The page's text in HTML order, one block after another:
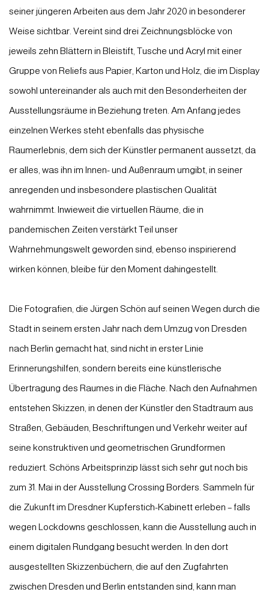
seiner jüngeren Arbeiten aus dem Jahr 2020 in besonderer
Weise sichtbar. Vereint sind drei Zeichnungsblöcke von
jeweils zehn Blättern in Bleistift, Tusche und Acryl mit einer
Gruppe von Reliefs aus Papier, Karton und Holz, die im Display
sowohl untereinander als auch mit den Besonderheiten der
Ausstellungsräume in Beziehung treten. Am Anfang jedes
einzelnen Werkes steht ebenfalls das physische
Raumerlebnis, dem sich der Künstler permanent aussetzt, da
er alles, was ihn im Innen- und Außenraum umgibt, in seiner
anregenden und insbesondere plastischen Qualität
wahrnimmt. Inwieweit die virtuellen Räume, die in
pandemischen Zeiten verstärkt Teil unser
Wahrnehmungswelt geworden sind, ebenso inspirierend
wirken können, bleibe für den Moment dahingestellt.
Die Fotografien, die Jürgen Schön auf seinen Wegen durch die
Stadt in seinem ersten Jahr nach dem Umzug von Dresden
nach Berlin gemacht hat, sind nicht in erster Linie
Erinnerungshilfen, sondern bereits eine künstlerische
Übertragung des Raumes in die Fläche. Nach den Aufnahmen
entstehen Skizzen, in denen der Künstler den Stadtraum aus
Straßen, Gebäuden, Beschriftungen und Verkehr weiter auf
seine konstruktiven und geometrischen Grundformen
reduziert. Schöns Arbeitsprinzip lässt sich sehr gut noch bis
zum 31. Mai in der Ausstellung Crossing Borders. Sammeln für
die Zukunftim Dresdner Kupferstich-Kabinett erleben – falls
wegen Lockdowns geschlossen, kann die Ausstellung auch in
einem digitalen Rundgang besucht werden. In den dort
ausgestellten Skizzenbüchern, die auf den Zugfahrten
zwischen Dresden und Berlin entstanden sind, kann man